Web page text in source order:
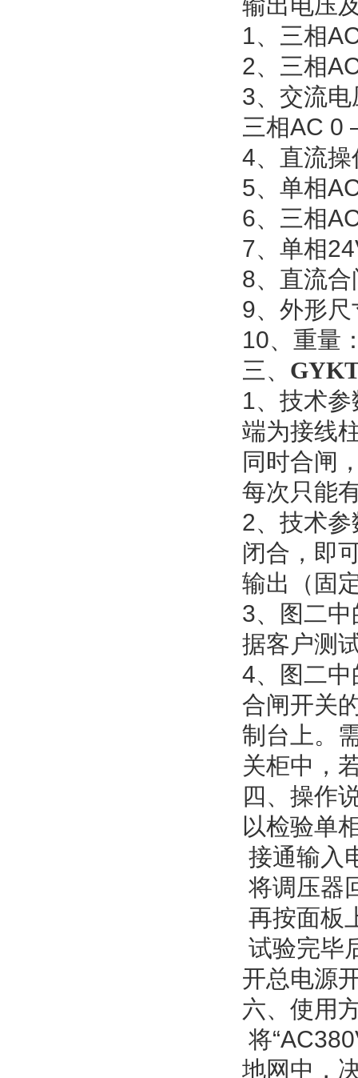
1、三
2、三相
3、交流
三相AC
4、直
5、单
6、三相
7、单相
8、直流
9、外形
10、重量
三、
1、技术
端为接线
同时合闸
每次只能
2、技术
闭合，即
输出（固
3、图二
据客户测
4、图二中
合闸开关
制台上。
关柜中，
四、操作
以检验单
接通输入
将调压器
再按面板
试验完毕
开总电源
六、使用
将
地网中，